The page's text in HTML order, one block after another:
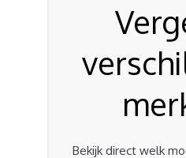
Bekijk direct welk